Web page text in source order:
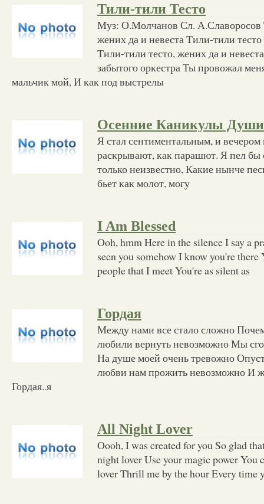
Тили-тили Тесто
Муз: О.Молчанов Сл. А.Славоросов
жених да и невеста Тили-тили тесто
Тили-тили тесто, жених да и
забытого оркестра Ты провожал
мальчик мой, И как под выстрелы
Осенние Каникулы Души
Я стал сентиментальным, и
раскрывают, как парашют. Я пел бы
только неизвестно, Какие нынче
бьет как молот, могу
I Am Blessed
Ooh, hmm Here in the silence I say a
seen you somehow I know you're
people that I meet You're as silent as
Гордая
Между нами все стало сложно
любили вернуть невозможно Мы
На душе моей очень тревожно
любви нам прожить невозможно И
Гордая..я
All Night Lover
Oooh, I was created for you So glad
night lover Use your magic power
lover Thrill me by the hour Every time